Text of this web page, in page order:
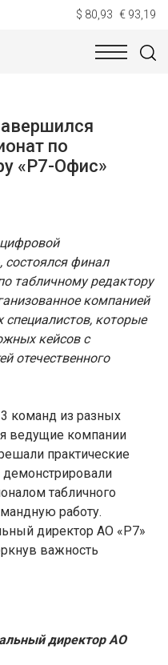
$ 80,93 € 93,19
по
«Р7-Офис»
цифровой
состоялся финал
табличному редактору
компанией
которые
кейсов с
отечественного
команд из разных
ведущие компании
практические
табличного
работу.
директор АО «Р7»
важность
директор АО